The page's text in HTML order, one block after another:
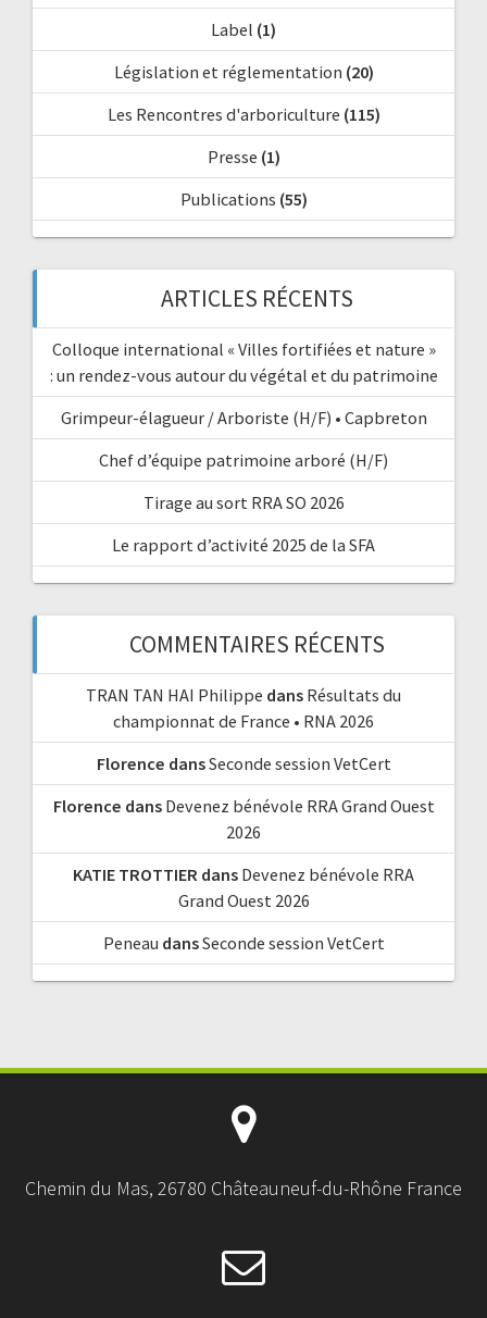
Label (1)
Législation et réglementation (20)
Les Rencontres d'arboriculture (115)
Presse (1)
Publications (55)
ARTICLES RÉCENTS
Colloque international « Villes fortifiées et nature »
: un rendez-vous autour du végétal et du patrimoine
Grimpeur-élagueur / Arboriste (H/F) • Capbreton
Chef d’équipe patrimoine arboré (H/F)
Tirage au sort RRA SO 2026
Le rapport d’activité 2025 de la SFA
COMMENTAIRES RÉCENTS
TRAN TAN HAI Philippe dans Résultats du
championnat de France • RNA 2026
Florence dansSeconde session VetCert
Florence dans Devenez bénévole RRA Grand Ouest
2026
KATIE TROTTIER dans Devenez bénévole RRA
Grand Ouest 2026
Peneau dansSeconde session VetCert
Chemin du Mas, 26780 Châteauneuf-du-Rhône France